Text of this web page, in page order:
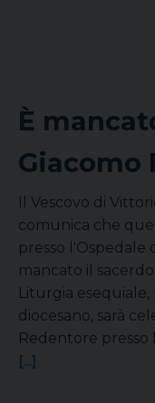
È
Giacomo
Il Vescovo di
comunica che
presso l'Ospedale
mancato il
Liturgia
diocesano, sarà
Redentore presso
[...]